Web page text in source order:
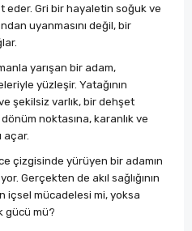
eder. Gri bir hayaletin soğuk ve
uyanmasını değil, bir
yarışan bir adam,
yüzleşir. Yatağının
şekilsiz varlık, bir dehşet
noktasına, karanlık ve
açar.
çizgisinde yürüyen bir adamın
Gerçekten de akıl sağlığının
içsel mücadelesi mi, yoksa
gücü mü?